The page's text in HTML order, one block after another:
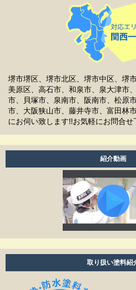
施工後の保証はどうなっています
作業時間は何時から何時までで
家の周囲に荷物を置いてますが
洗濯物は干せますか？
工事前の近隣への挨拶はどうなり
お支払方法は現金ですか？
アフターフォローはどうなってい
養生ビニールがしてある時は、
ン等は普通に使えますか？
工事期間はどのくらいありますか
塗り替えは何年ぐらいで必要で
雨の日も作業しますか？
細かい壁のひび割れはきれいに
堺市堺区、堺市北区、堺市中区、堺
美原区、高石市、和泉市、泉大津市
市、貝塚市、泉南市、阪南市、松原
市、大阪狭山市、藤井寺市、富田林
にお伺い致します!!お気軽にお問合せ
紹介動画
取り扱い塗料紹